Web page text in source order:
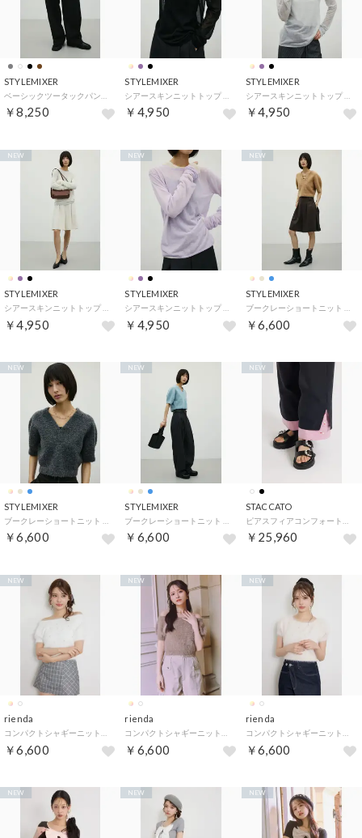
STYLEMIXER
￥8,250
STYLEMIXER
￥4,950
STYLEMIXER
￥4,950
STYLEMIXER
￥4,950
NEW
STYLEMIXER
￥4,950
NEW
STYLEMIXER
￥6,600
NEW
STYLEMIXER
￥6,600
NEW
STYLEMIXER
￥6,600
NEW
STACCATO
￥25,960
NEW
rienda
￥6,600
NEW
rienda
￥6,600
NEW
rienda
￥6,600
NEW
NEW NEW NEW